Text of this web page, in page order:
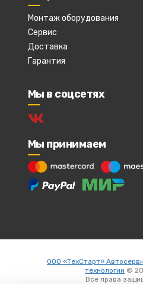
Монтаж оборудования
Сервис
Доставка
Гарантия
Мы в соцсетях
Мы принимаем
ООО «ТехСтарт»
технологии ©
Все права